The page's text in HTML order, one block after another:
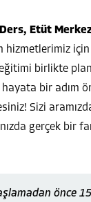
Etüt
hizmetlerimiz için
birlikte
bir adım
Sizi
gerçek bir
önce